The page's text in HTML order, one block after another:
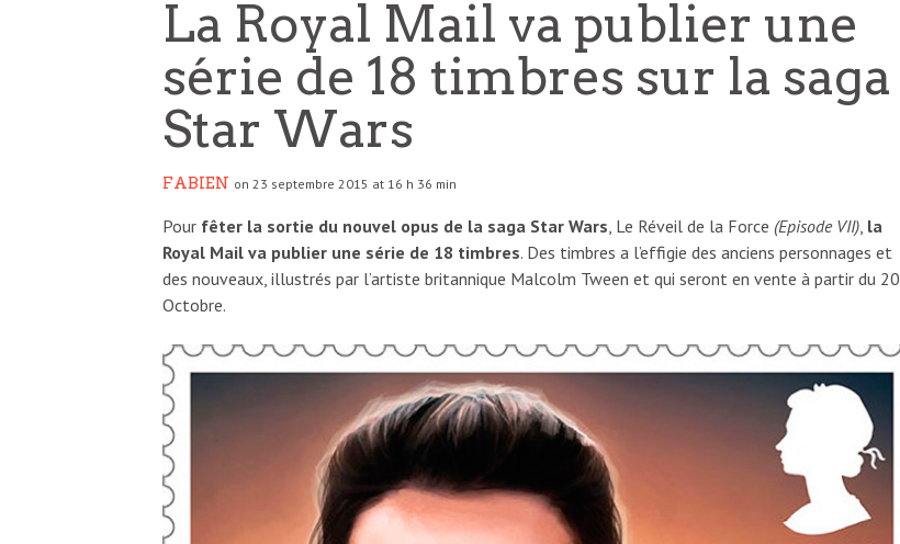
La Royal Mail va publier une
série de 18 timbres sur la saga
Star Wars
FABIEN on 23 septembre 2015 at 16 h 36 min
Pour fêter la sortie du nouvel opus de la saga Star Wars, Le Réveil de la Force (Episode VII), la
Royal Mail va publier une série de 18 timbres. Des timbres a l’effigie des anciens personnages et
des nouveaux, illustrés par l’artiste britannique Malcolm Tween et qui seront en vente à partir du 20
Octobre.